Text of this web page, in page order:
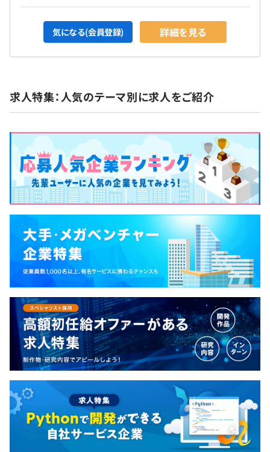
気になる(会員登録) 詳細を見る
求人特集：人気のテーマ別に求人をご紹介